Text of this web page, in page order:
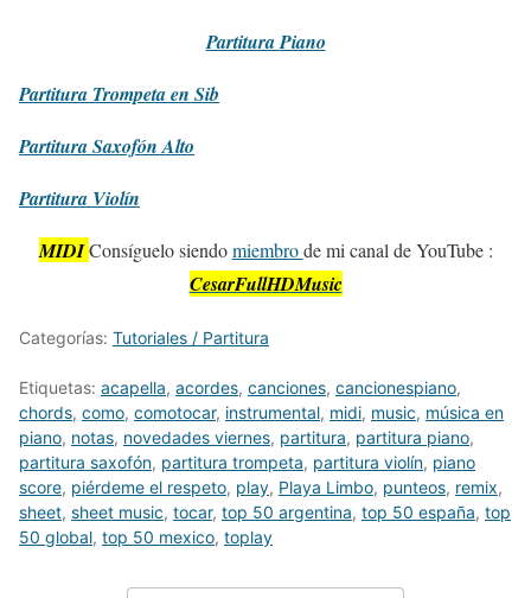
PartituraPiano
Partitura Trompeta en Sib
PartituraSaxofón Alto
Partitura Violín
MIDI Consíguelo siendomiembrode mi canal de YouTube :
CesarFullHDMusic
Categorías: Tutoriales / Partitura
Etiquetas: acapella, acordes, canciones, cancionespiano,
chords, como, comotocar, instrumental, midi, music, música en
piano, notas, novedades viernes, partitura, partitura piano,
partitura saxofón, partitura trompeta, partitura violín, piano
score, piérdeme el respeto, play, Playa Limbo, punteos, remix,
sheet, sheet music, tocar, top 50 argentina, top 50 españa, top
50 global, top 50 mexico, toplay